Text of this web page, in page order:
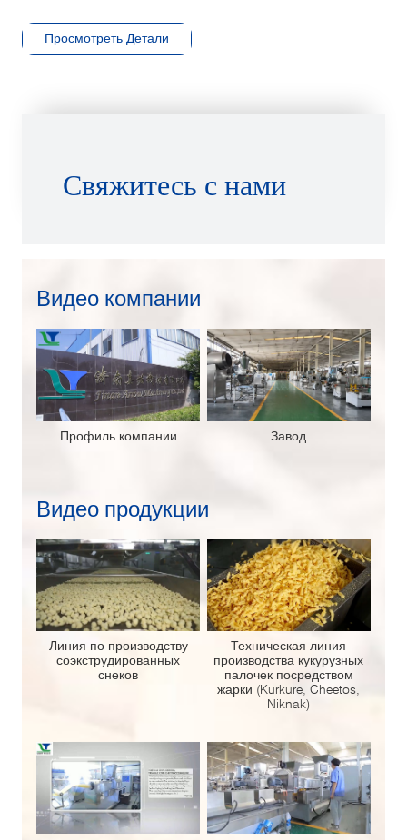
Просмотреть Детали
Свяжитесь с нами
Видео компании
Профиль компании Завод
Видео продукции
Линия по производству
соэкструдированных
снеков
Техническая линия
производства кукурузных
палочек посредством
жарки (Kurkure, Cheetos,
Niknak)